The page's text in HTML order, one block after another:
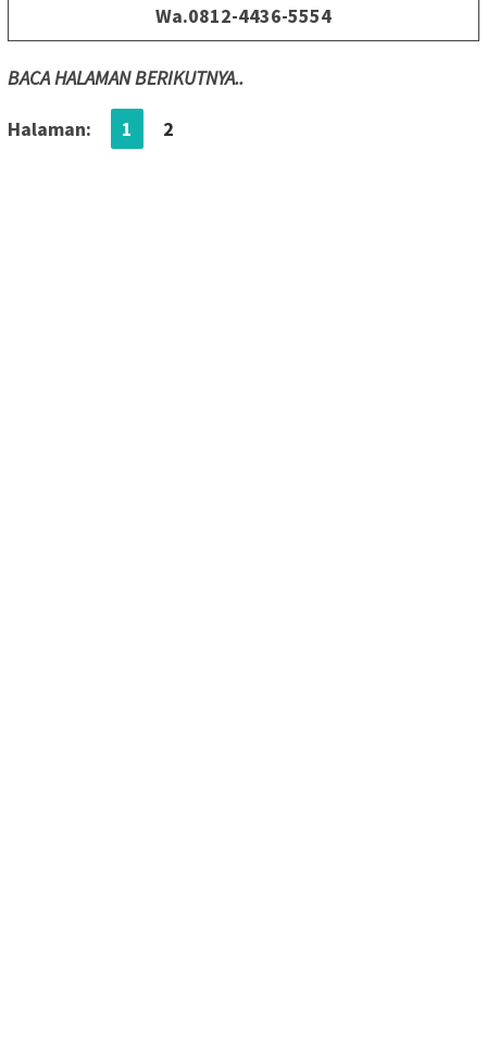
Wa.0812-4436-5554
BACA HALAMAN BERIKUTNYA..
Halaman: 1 2